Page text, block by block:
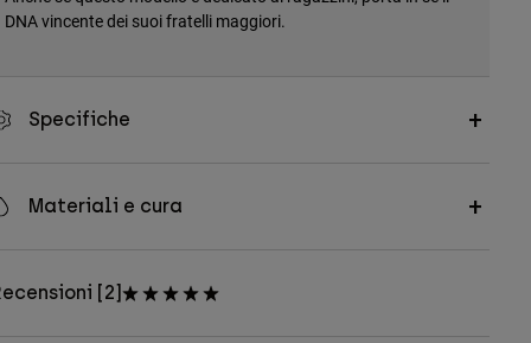
DNA vincente dei suoi fratelli maggiori.
Specifiche
Materiali e cura
[2]